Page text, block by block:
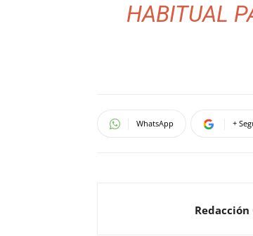
HABITUAL
WhatsApp +
Redacción